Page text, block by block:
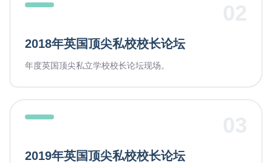
2018年英国顶尖私校校长论坛
年度英国顶尖私立学校校长论坛现场。
2019年英国顶尖私校校长论坛